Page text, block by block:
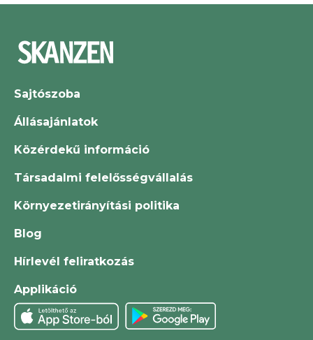
Sajtószoba
Állásajánlatok
Közérdekű információ
Társadalmi felelősségvállalás
Környezetirányítási politika
Blog
Hírlevél feliratkozás
Applikáció